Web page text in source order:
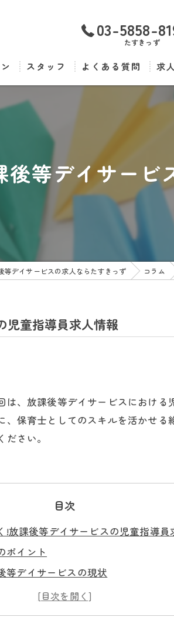
03-5858-
たすきっず
スタッフ よくある質問 求
等デイサービ
等デイサービスの求人ならたすきっず コラム
児童指導員求人情報
、放課後等デイサービスにおけ
保育士としてのスキルを活かせる
さい。
目次
!放課後等デイサービスの児童指導員
ポイント
等デイサービスの現状
ためのステップ
ビスの選び方